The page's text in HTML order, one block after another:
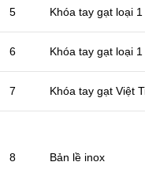
5 Khóa tay gạt loại
6 Khóa tay gạt loại
7 Khóa tay gạt Việt
8 Bản lề inox